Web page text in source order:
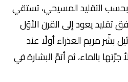
بحسب التقليد المسيحي، تستقي
تقليد يعود إلى القرن الأوّل
بشّر مريم العذراء أولًا عند
بالماء، ثم أتمّ البشارة في